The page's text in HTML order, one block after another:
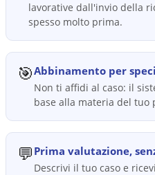
lavorative dall'invio della
spesso molto prima.
🎯Abbinamento per
Non ti affidi al caso: il
base alla materia del tuo
💬 Prima valutazione,
Descrivi il tuo caso e